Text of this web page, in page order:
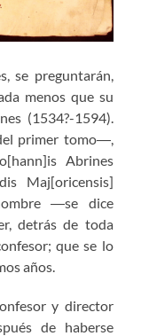
se preguntarán,
menos que su
(1534?-1594).
primer tomo―,
Abrines
Maj[oricensis]
―se dice
detrás de toda
que se lo
años.
y director
de haberse